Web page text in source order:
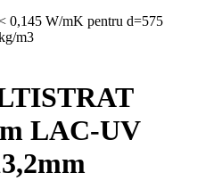
0,145 W/mK pentru d=575
m3
LAC-UV